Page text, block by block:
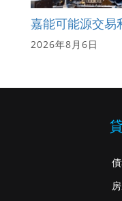
嘉能可能源交易
2026年8月6日